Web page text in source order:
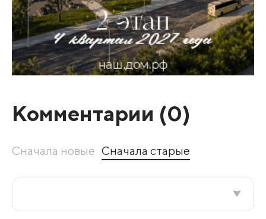
Комментарии (0)
Сначала новые Сначала старые